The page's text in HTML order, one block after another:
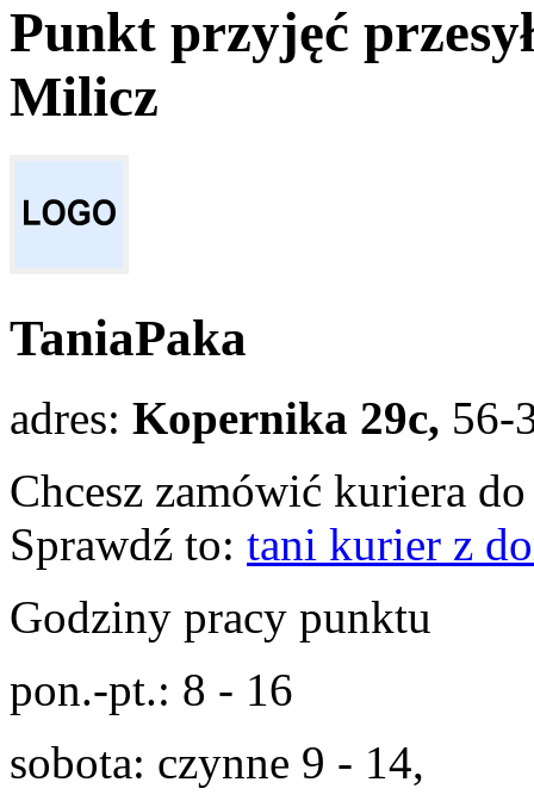
Punkt przyjęć
Milicz
TaniaPaka
adres: Kopernika 29c, 56-
Chcesz zamówić kuriera
Sprawdź to: tani kurier z
Godziny pracy punktu
pon.-pt.: 8 - 16
sobota: czynne 9 - 14,